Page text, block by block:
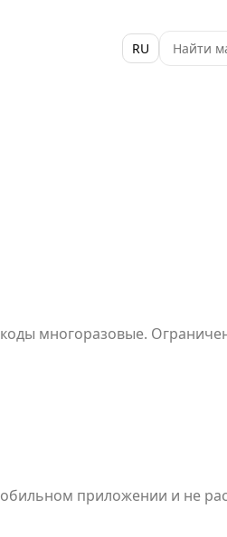
RU
многоразовые.
приложении и не